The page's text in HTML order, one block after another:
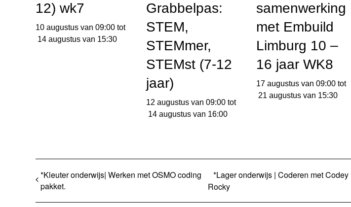
12) wk7
10 augustus van 09:00 tot
14 augustus van 15:30
Grabbelpas:
STEM,
STEMmer,
STEMst (7-12
jaar)
12 augustus van 09:00 tot
14 augustus van 16:00
samenwerking
met Embuild
Limburg 10 –
16 jaar WK8
17 augustus van 09:00 tot
21 augustus van 15:30
*Kleuter onderwijs| Werken met OSMO coding
pakket.
*Lager onderwijs | Coderen met Codey
Rocky